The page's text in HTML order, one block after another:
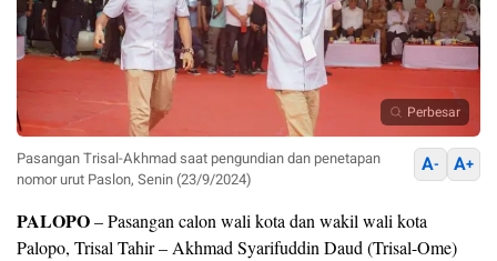
Perbesar
Pasangan Trisal-Akhmad saat pengundian dan penetapan
nomor urut Paslon, Senin (23/9/2024)
A- A+
PALOPO– Pasangan calon wali kota dan wakil wali kota
Palopo, Trisal Tahir – Akhmad Syarifuddin Daud (Trisal-Ome)